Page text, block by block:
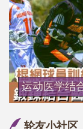
运动医学结
轮友小社区